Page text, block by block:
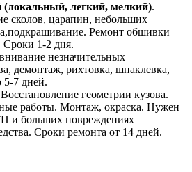
(локальный, легкий, мелкий).
сколов, царапин, небольших
Ремонт обшивки
Сроки 1-2 дня.
незначительных
демонтаж, рихтовка, шпаклевка,
5-7 дней.
геометрии кузова.
работы. Монтаж, окраска. Нужен
и больших повреждениях
Сроки ремонта от 14 дней.